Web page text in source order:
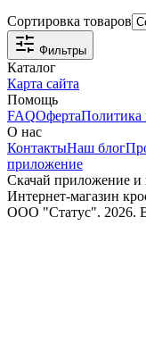
Сортировка товаров
Фильтры
Каталог
Карта сайта
Помощь
FAQОфертаПолитика
О нас
КонтактыНаш блог
приложение
Скачай приложение и
Интернет-магазин
ООО "Статус". 2026.